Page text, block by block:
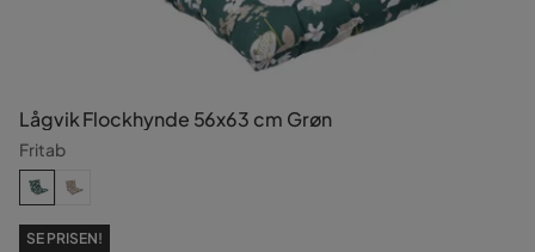
Lågvik Flockhynde 56x63 cm Grøn
Fritab
SE PRISEN!